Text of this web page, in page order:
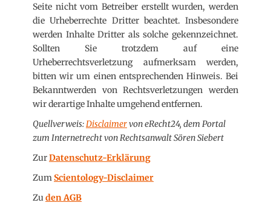
Seite nicht vom Betreiber erstellt wurden, werden
die Urheberrechte Dritter beachtet. Insbesondere
werden Inhalte Dritter als solche gekennzeichnet.
Sollten Sie trotzdem auf eine
Urheberrechtsverletzung aufmerksam werden,
bitten wir um einen entsprechenden Hinweis. Bei
Bekanntwerden von Rechtsverletzungen werden
wir derartige Inhalte umgehend entfernen.
Quellverweis:Disclaimervon eRecht24, dem Portal
zum Internetrecht von Rechtsanwalt Sören Siebert
ZurDatenschutz-Erklärung
ZumScientology-Disclaimer
Zuden AGB